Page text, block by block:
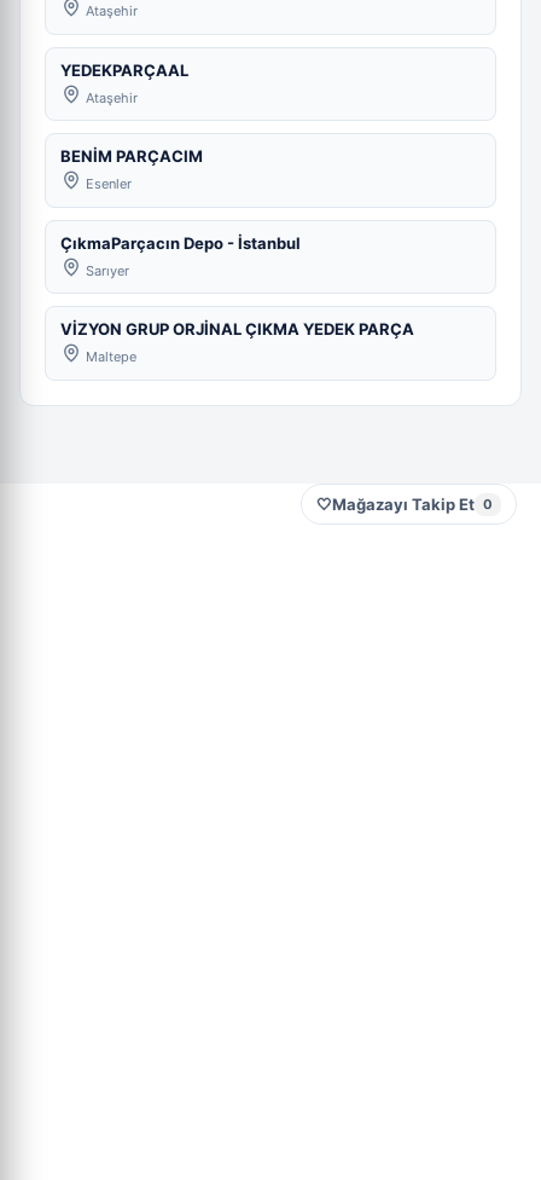
Ataşehir
YEDEKPARÇAAL
Ataşehir
BENİM PARÇACIM
Esenler
ÇıkmaParçacın Depo - İstanbul
Sarıyer
VİZYON GRUP ORJİNAL ÇIKMA YEDEK PARÇA
Maltepe
🤍Mağazayı Takip Et 0